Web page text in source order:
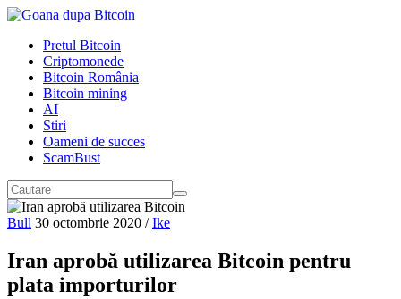
Pretul Bitcoin
Criptomonede
Bitcoin România
Bitcoin mining
AI
Stiri
Oameni de succes
ScamBust
Bull 30 octombrie 2020 / Ike
Iran aprobă utilizarea Bitcoin pentru
plata importurilor